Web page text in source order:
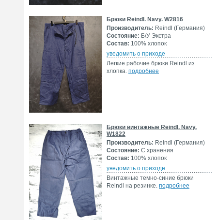
Брюки Reindl. Navy. W2816
Производитель: Reindl (Германия)
Состояние: Б/У Экстра
Состав: 100% хлопок
уведомить о приходе
Легкие рабочие брюки Reindl из
хлопка. подробнее
Брюки винтажные Reindl. Navy.
W1822
Производитель: Reindl (Германия)
Состояние: С хранения
Состав: 100% хлопок
уведомить о приходе
Винтажные темно-синие брюки
Reindl на резинке. подробнее